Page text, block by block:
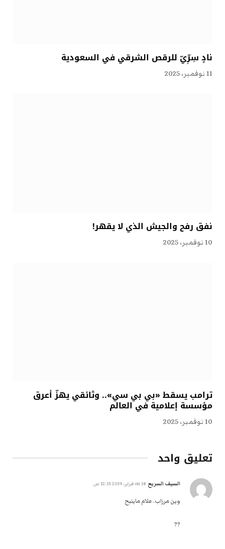
نادٍ سِرِّيّ للرقص الشرقي في السعودية
11 نوفمبر، 2025
نفق رفح والجيش الذي لا يقهر!
10 نوفمبر، 2025
ترامب يسقط «بي بي سي».. وثائقي يهزّ أعرق
مؤسسة إعلامية في العالم
10 نوفمبر، 2025
تعليق واحد
السيف السريع 18 فبراير، 2019 12:15 ص
وين مرزاب. علام ماينبح
??